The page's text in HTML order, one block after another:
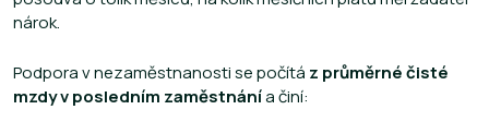
nárok.
Podpora v nezaměstnanosti se počítá z průměrné čisté
mzdy v posledním zaměstnánía činí: